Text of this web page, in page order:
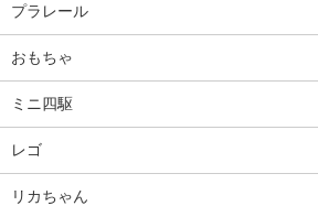
プラレール
おもちゃ
ミニ四駆
レゴ
リカちゃん